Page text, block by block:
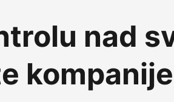
nad